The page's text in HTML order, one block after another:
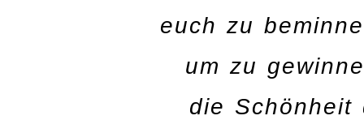
euch zu
um zu
die Schönheit